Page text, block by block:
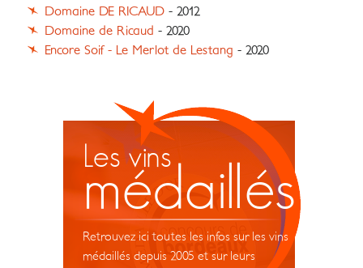
Domaine DE RICAUD - 2012
Domaine de Ricaud - 2020
Encore Soif - Le Merlot de Lestang - 2020
Les vins
médaillés
Retrouvez ici toutes les infos sur les vins
médaillés depuis 2005 et sur leurs